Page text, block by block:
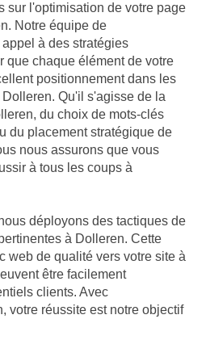
sur l'optimisation de votre page
Notre équipe de
à des stratégies
que chaque élément de votre
positionnement dans les
Qu'il s'agisse de la
du choix de mots-clés
du placement stratégique de
nous assurons que vous
à tous les coups à
déployons des tactiques de
à Dolleren. Cette
web de qualité vers votre site à
être facilement
clients. Avec
votre réussite est notre objectif